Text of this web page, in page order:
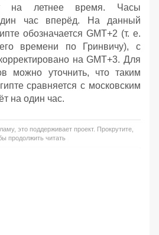
на летнее время. Часы
час вперёд. На данный
обозначается GMT+2 (т. е.
времени по Гринвичу), с
на GMT+3. Для
можно уточнить, что таким
сравняется с московским
на один час.
это поддерживает проект. Прокрутите,
продолжить читать